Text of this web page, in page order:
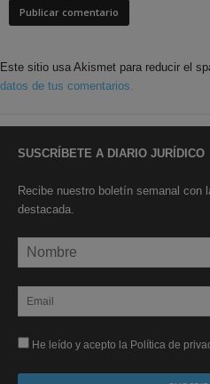
Este sitio usa Akismet para reducir el
datos de tus comentarios.
SUSCRÍBETE A DIARIO JURÍDICO
Recibe nuestro boletín semanal con
destacada.
He leído y acepto la Política de